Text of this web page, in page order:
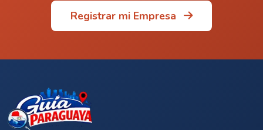
Registrar mi Empresa